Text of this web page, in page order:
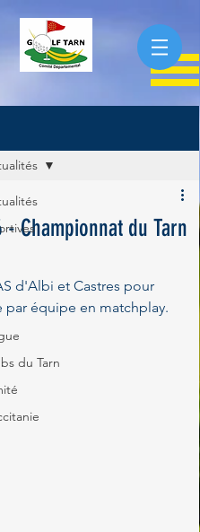
du Tarn
Championnat du Tarn
d'Albi et Castres pour
par équipe en matchplay.